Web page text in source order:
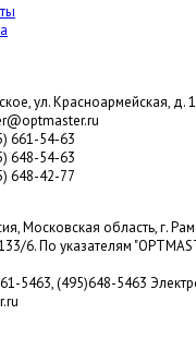
ул. Красноармейская, д.
661-54-63
648-54-63
648-42-77
Московская область, г.
6. По указателям
5463, (495)648-5463